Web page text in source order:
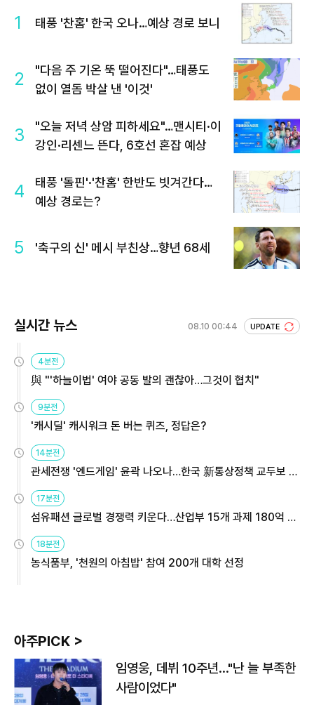
1 태풍 '찬홈' 한국 오나…예상 경로 보니
2
"다음 주 기온 뚝 떨어진다"…태풍도
없이 열돔 박살 낸 '이것'
3
"오늘 저녁 상암 피하세요"…맨시티·이
강인·리센느 뜬다, 6호선 혼잡 예상
4
태풍 '돌핀'·'찬홈' 한반도 빗겨간다…
예상 경로는?
5 '축구의 신' 메시 부친상…향년 68세
실시간 뉴스 08.10 00:44 UPDATE
4분전
與 "'하늘이법' 여야 공동 발의 괜찮아…그것이 협치"
9분전
'캐시딜' 캐시워크 돈 버는 퀴즈, 정답은?
14분전
관세전쟁 '엔드게임' 윤곽 나오나…한국 新통상정책 교두보 활
용해야
17분전
섬유패션 글로벌 경쟁력 키운다…산업부 15개 과제 180억 지
원
18분전
농식품부, '천원의 아침밥' 참여 200개 대학 선정
아주PICK >
임영웅, 데뷔 10주년…"난 늘 부족한
사람이었다"